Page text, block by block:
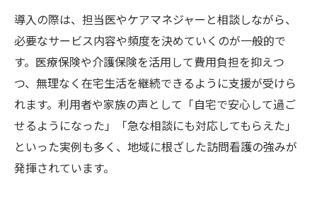
実際の訪問看護サービス利用者の声を解説
訪問看護導入で変わる家族の日常と安心感
訪問看護利用中に感じたサポートの魅力
訪問看護が在宅介護にもたらす変化と効果
訪問看護を検討するなら押さえておきたい基礎
知識
訪問看護サービスの仕組みと基本知識
導入の際は、担当医やケアマネジャーと相談しながら、
必要なサービス内容や頻度を決めていくのが一般的で
す。医療保険や介護保険を活用して費用負担を抑えつ
つ、無理なく在宅生活を継続できるように支援が受けら
れます。利用者や家族の声として「自宅で安心して過ご
せるようになった」「急な相談にも対応してもらえた」
といった実例も多く、地域に根ざした訪問看護の強みが
発揮されています。